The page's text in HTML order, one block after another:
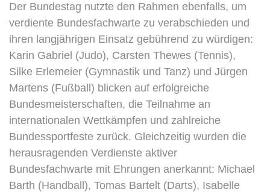
Der Bundestag nutzte den Rahmen ebenfalls, um
verdiente Bundesfachwarte zu verabschieden und
ihren langjährigen Einsatz gebührend zu würdigen:
Karin Gabriel (Judo), Carsten Thewes (Tennis),
Silke Erlemeier (Gymnastik und Tanz) und Jürgen
Martens (Fußball) blicken auf erfolgreiche
Bundesmeisterschaften, die Teilnahme an
internationalen Wettkämpfen und zahlreiche
Bundessportfeste zurück. Gleichzeitig wurden die
herausragenden Verdienste aktiver
Bundesfachwarte mit Ehrungen anerkannt: Michael
Barth (Handball), Tomas Bartelt (Darts), Isabelle